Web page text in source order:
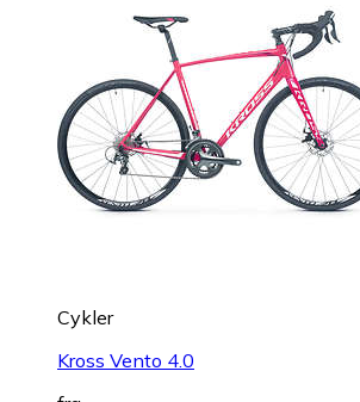
Cykler
Kross Vento 4.0